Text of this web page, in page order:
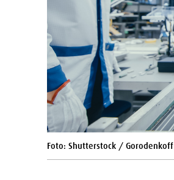
Foto: Shutterstock / Gorodenkoff